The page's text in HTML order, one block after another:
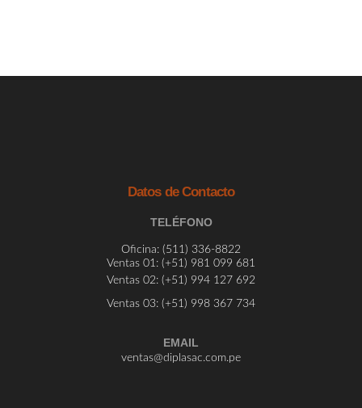
Datos de Contacto
TELÉFONO
Oficina: (511) 336-8822
Ventas 01: (+51) 981 099 681
Ventas 02: (+51) 994 127 692
Ventas 03: (+51) 998 367 734
EMAIL
ventas@diplasac.com.pe